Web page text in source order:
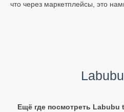
что через маркетплейсы, это
Ещё где посмотреть Labubu